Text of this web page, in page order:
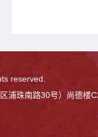
reserved.
浦珠南路30号）尚德楼